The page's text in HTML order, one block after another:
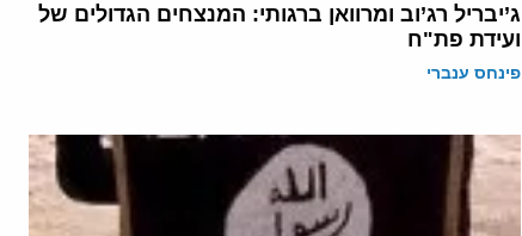
ג’יבריל רג’וב ומרוואן ברגותי: המנצחים הגדולים של
ועידת פת"ח
פינחס ענברי